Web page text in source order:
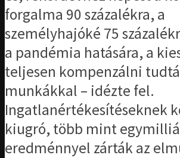
forgalma 90 százalékra, a
személyhajóké 75
a pandémia hatására, a
teljesen kompenzálni
munkákkal – idézte fel.
Ingatlanértékesítéseknek
kiugró, több mint
eredménnyel zárták az